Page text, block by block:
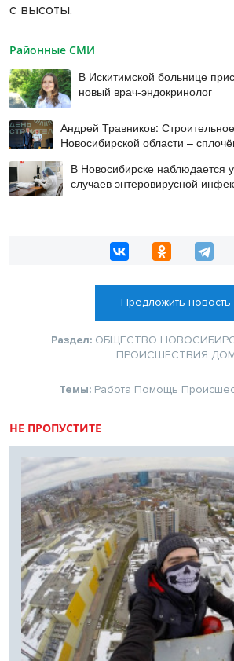
с высоты.
Районные СМИ
В Искитимской больнице
новый врач-эндокринолог
Андрей Травников:
Новосибирской области –
коллектив
В Новосибирске наблюдается
случаев энтеровирусной
Предложить новость
Раздел: ОБЩЕСТВО
ПРОИСШЕСТВИЯ
Темы: Работа Помощь
НЕ ПРОПУСТИТЕ